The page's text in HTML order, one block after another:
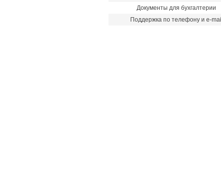
Документы для бухгалтерии
Поддержка по телефону и e-